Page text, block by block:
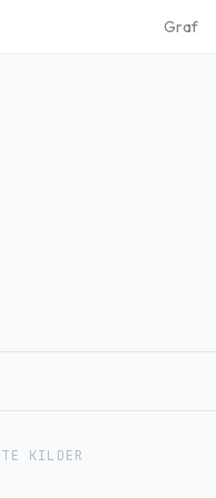
Graf
KILDER